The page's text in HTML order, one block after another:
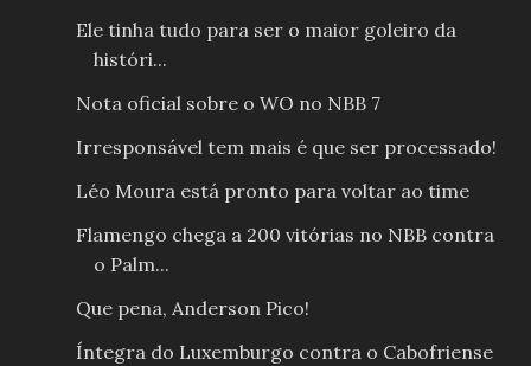
Ele tinha tudo para ser o maior goleiro da
históri...
Nota oficial sobre o WO no NBB 7
Irresponsável tem mais é que ser processado!
Léo Moura está pronto para voltar ao time
Flamengo chega a 200 vitórias no NBB contra
o Palm...
Que pena, Anderson Pico!
Íntegra do Luxemburgo contra o Cabofriense